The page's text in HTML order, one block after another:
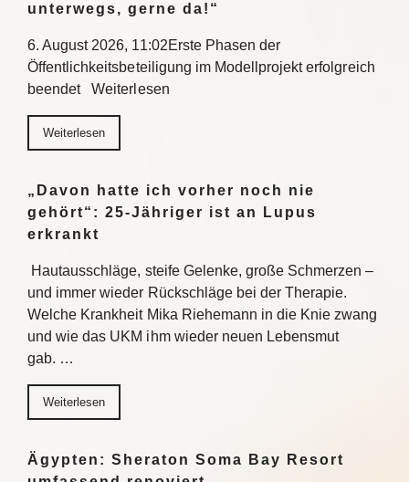
unterwegs, gerne da!“
6. August 2026, 11:02Erste Phasen der
Öffentlichkeitsbeteiligung im Modellprojekt erfolgreich
beendet Weiterlesen
Weiterlesen
„Davon hatte ich vorher noch nie
gehört“: 25-Jähriger ist an Lupus
erkrankt
Hautausschläge, steife Gelenke, große Schmerzen –
und immer wieder Rückschläge bei der Therapie.
Welche Krankheit Mika Riehemann in die Knie zwang
und wie das UKM ihm wieder neuen Lebensmut
gab. …
Weiterlesen
Ägypten: Sheraton Soma Bay Resort